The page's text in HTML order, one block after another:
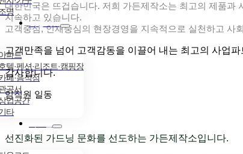
명
시공사례
파트
텔·펜션·리조트·캠핑장
페·음식점
공서
업공간
타
대한민국은 뜨겁습니다. 저희 가든제작소는 최고의 제품과
지속하고 있습니다.
고객중심, 인재중심의 현장경영을 지속적으로 실천하고 사
고객만족을 넘어 고객감동을 이끌어 내는 최고의 사업
감사합니다.
임직원 일동
선진화된 가드닝 문화를 선도하는 가든제작소입니다.